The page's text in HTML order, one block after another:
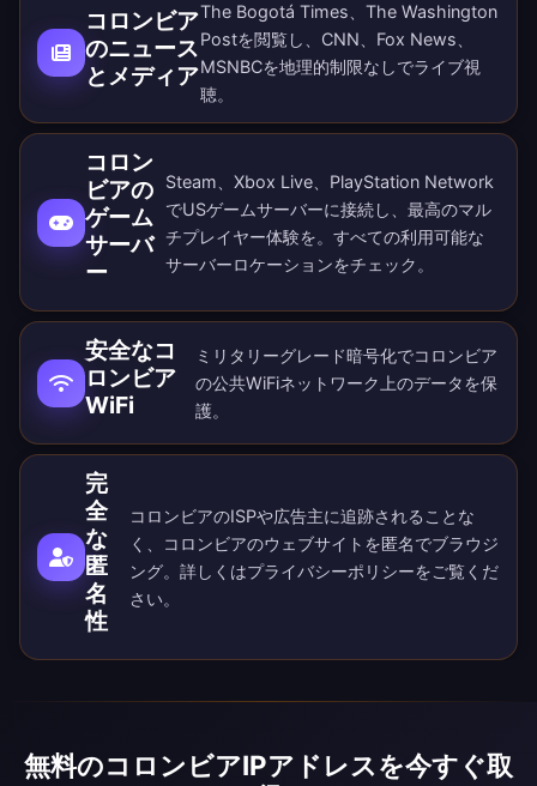
コロンビア
のニュース
とメディア
The Bogotá Times、The Washington
Postを閲覧し、CNN、Fox News、
MSNBCを地理的制限なしでライブ視
聴。
コロン
ビアの
ゲーム
サーバ
ー
Steam、Xbox Live、PlayStation Network
でUSゲームサーバーに接続し、最高のマル
チプレイヤー体験を。すべての利用可能な
サーバーロケーションをチェック。
安全なコ
ロンビア
WiFi
ミリタリーグレード暗号化でコロンビア
の公共WiFiネットワーク上のデータを保
護。
完
全
な
匿
名
性
コロンビアのISPや広告主に追跡されることな
く、コロンビアのウェブサイトを匿名でブラウジ
ング。詳しくはプライバシーポリシーをご覧くだ
さい。
無料のコロンビアIPアドレスを今すぐ取